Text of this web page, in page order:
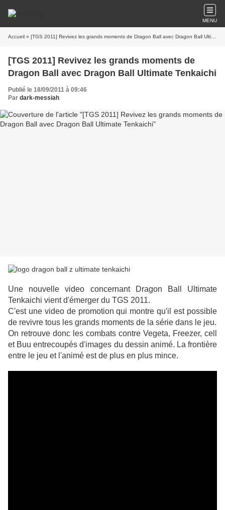
MENU
Accueil » [TGS 2011] Revivez les grands moments de Dragon Ball avec Dragon Ball Ultimate Tenkaichi
[TGS 2011] Revivez les grands moments de
Dragon Ball avec Dragon Ball Ultimate Tenkaichi
Publié le 18/09/2011 à 09:46
Par dark-messiah
Une nouvelle video concernant Dragon Ball Ultimate
Tenkaichi vient d'émerger du TGS 2011.
C'est une video de promotion qui montre qu'il est possible
de revivre tous les grands moments de la série dans le jeu.
On retrouve donc les combats contre Vegeta, Freezer, cell
et Buu entrecoupés d'images du dessin animé. La frontière
entre le jeu et l'animé est de plus en plus mince.